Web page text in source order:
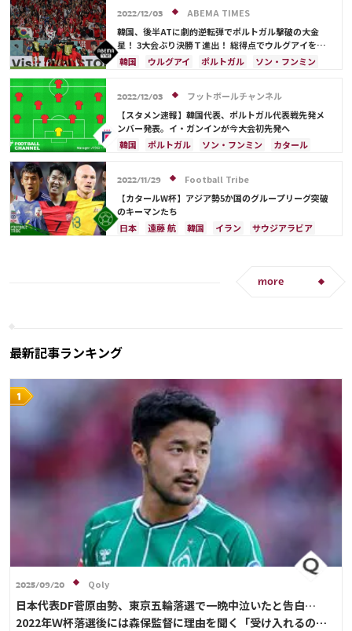
C・ロナウド
ドイツ
スペイン
ベルナルド・シウバ
カタール
サウジアラビア
フランス
ブラジル 日本
ジョアン・カンセロ
ペペ
2022/12/03
ABEMA TIMES
韓国、後半ATに劇的逆転弾でポルトガル撃破の大金
星！ 3大会ぶり決勝Ｔ進出！ 総得点でウルグアイを上
回る ソン・フンミンが決勝ゴールをお膳立て
韓国 ウルグアイ ポルトガル
ソン・フンミン
2022/12/03
フットボールチャンネル
【スタメン速報】韓国代表、ポルトガル代表戦先発メ
ンバー発表。イ・ガンインが今大会初先発へ
韓国
ポルトガル ソン・フンミン
カタール
イングランド
ガーナ 日本
2022/11/29
Football Tribe
【カタールW杯】アジア勢5か国のグループリーグ突破
のキーマンたち
日本
遠藤 航 韓国 イラン
サウジアラビア
コスタリカ
日本代表
more
最新記事ランキング
2025/09/20 Qoly
日本代表DF菅原由勢、東京五輪落選で一晩中泣いたと告白…
2022年Ｗ杯落選後には森保監督に理由を聞く「受け入れるのは